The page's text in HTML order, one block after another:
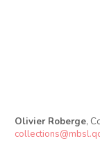
Olivier Roberge,